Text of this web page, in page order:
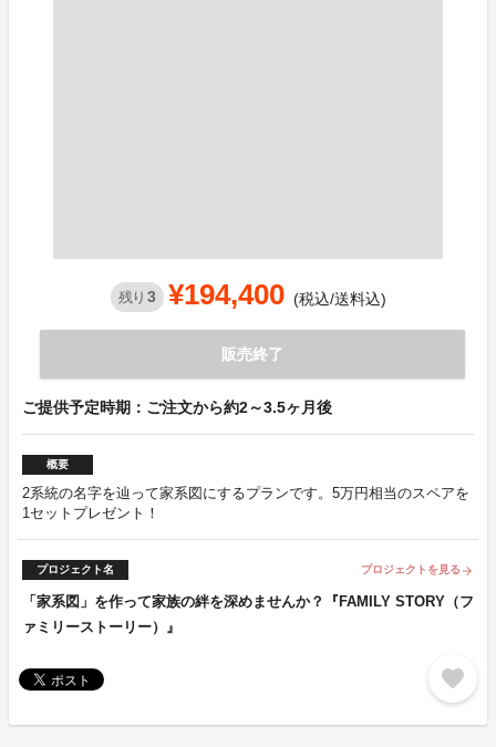
残り 3 ¥194,400 (税込/送料込)
販売終了
ご提供予定時期：ご注文から約2～3.5ヶ月後
概要
2系統の名字を辿って家系図にするプランです。5万円相当のスペアを
1セットプレゼント！
プロジェクト名 プロジェクトを見る arrow_forward
「家系図」を作って家族の絆を深めませんか？『FAMILY STORY（フ
ァミリーストーリー）』
favorite